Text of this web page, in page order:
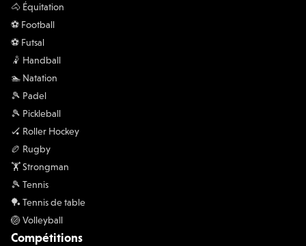
🐴 Équitation
⚽️ Football
⚽️ Futsal
🤾 Handball
🏊 Natation
🎾 Padel
🎾 Pickleball
🏑 Roller Hockey
🏉 Rugby
🏋 Strongman
🎾 Tennis
🏓 Tennis de table
🏐 Volleyball
Compétitions